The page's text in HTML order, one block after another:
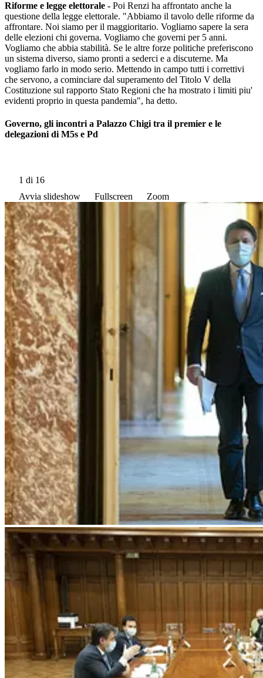
Riforme e legge elettorale - Poi Renzi ha affrontato anche la
questione della legge elettorale. "Abbiamo il tavolo delle riforme da
affrontare. Noi siamo per il maggioritario. Vogliamo sapere la sera
delle elezioni chi governa. Vogliamo che governi per 5 anni.
Vogliamo che abbia stabilità. Se le altre forze politiche preferiscono
un sistema diverso, siamo pronti a sederci e a discuterne. Ma
vogliamo farlo in modo serio. Mettendo in campo tutti i correttivi
che servono, a cominciare dal superamento del Titolo V della
Costituzione sul rapporto Stato Regioni che ha mostrato i limiti piu'
evidenti proprio in questa pandemia", ha detto.
Governo, gli incontri a Palazzo Chigi tra il premier e le
delegazioni di M5s e Pd
1 di 16
Avvia slideshow
Fullscreen Zoom